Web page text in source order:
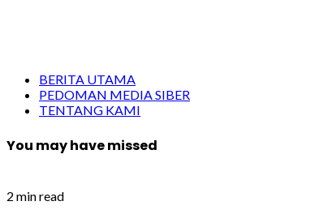
BERITA UTAMA
PEDOMAN MEDIA SIBER
TENTANG KAMI
You may have missed
2 min read